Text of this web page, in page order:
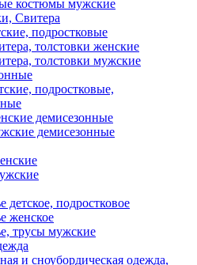
костюмы мужские
Свитера
подростковые
толстовки женские
толстовки мужские
подростковые,
демисезонные
демисезонные
детское, подростковое
женское
трусы мужские
и сноубордическая одежда,